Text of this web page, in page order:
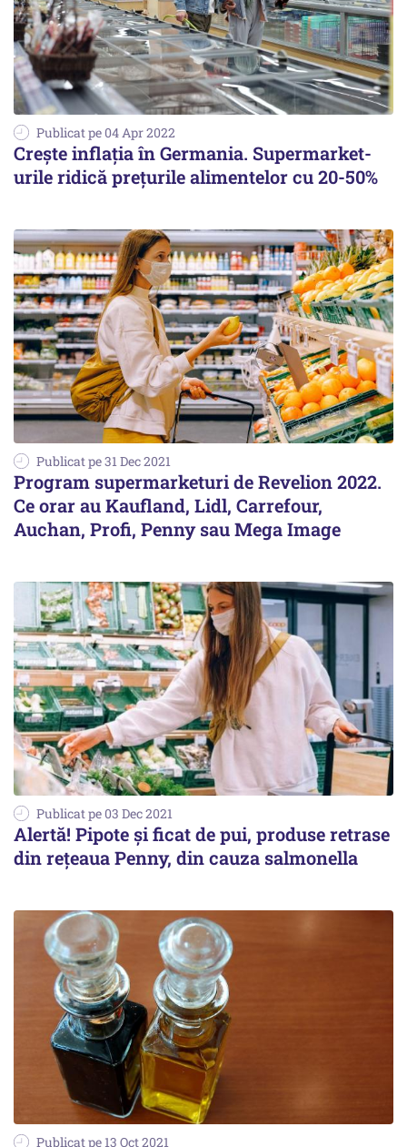
Publicat pe 04 Apr 2022
Crește inflația în Germania. Supermarket-
urile ridică prețurile alimentelor cu 20-50%
Publicat pe 31 Dec 2021
Program supermarketuri de Revelion 2022.
Ce orar au Kaufland, Lidl, Carrefour,
Auchan, Profi, Penny sau Mega Image
Publicat pe 03 Dec 2021
Alertă! Pipote și ficat de pui, produse retrase
din rețeaua Penny, din cauza salmonella
Publicat pe 13 Oct 2021